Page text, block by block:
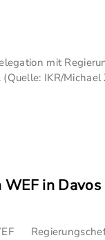
mit
IKR/
in Davos